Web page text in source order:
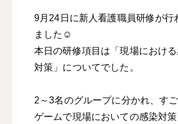
9月24日に新人看護職員研修が行
ました☺
本日の研修項目は「現場におけ
対策」についてでした。
2～3名のグループに分かれ、すご
ゲームで現場においての感染対
福利厚生・各種制度
募集要項
看護部情報